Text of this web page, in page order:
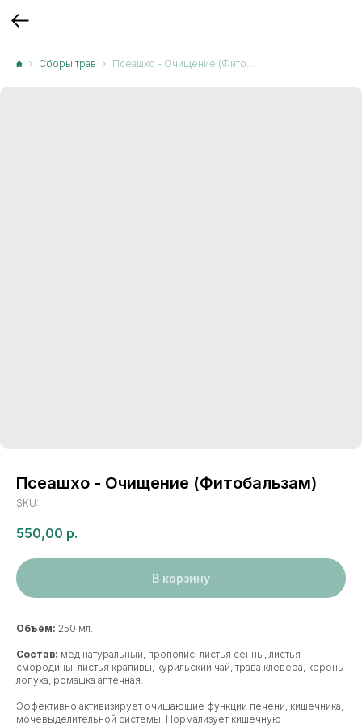
Сборы трав Псеашхо - Очищение (Фитобальзам)
Псеашхо - Очищение (Фитобальзам)
SKU:
550,00 р.
В корзину
Объём: 250 мл.
Состав: мёд натуральный, прополис, листья сенны, листья
смородины, листья крапивы, курильский чай, трава клевера, корень
лопуха, ромашка аптечная.
Эффективно активизирует очищающие функции печени, кишечника,
мочевыделительной системы. Нормализует кишечную